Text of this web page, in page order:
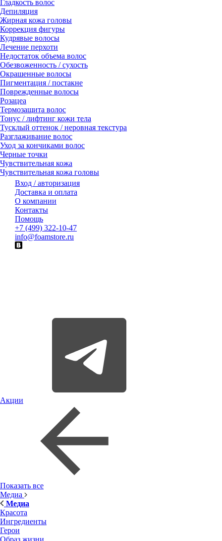
Гладкость волос
Депиляция
Жирная кожа головы
Коррекция фигуры
Кудрявые волосы
Лечение перхоти
Недостаток объема волос
Обезвоженность / сухость
Окрашенные волосы
Пигментация / постакне
Поврежденные волосы
Розацеа
Термозащита волос
Тонус / лифтинг кожи тела
Тусклый оттенок / неровная текстура
Разглаживание волос
Уход за кончиками волос
Черные точки
Чувствительная кожа
Чувствительная кожа головы
Вход / авторизация
Доставка и оплата
О компании
Контакты
Помощь
+7 (499) 322-10-47
info@foamstore.ru
Акции
Показать все
Медиа
Медиа
Красота
Ингредиенты
Герои
Образ жизни